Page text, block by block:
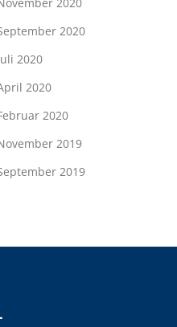
2020
2020
2020
2020
2019
2019